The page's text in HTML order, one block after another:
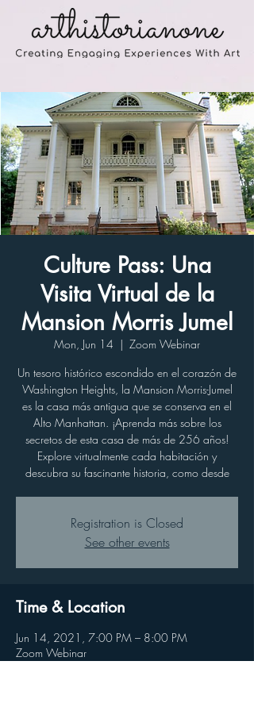
Culture Pass: Una
Visita Virtual de la
Mansion Morris Jumel
Mon, Jun 14
  |
Zoom Webinar
Un tesoro histórico escondido en el corazón de
Washington Heights, la Mansion Morris-Jumel
es la casa más antigua que se conserva en el
Alto Manhattan. ¡Aprenda más sobre los
secretos de esta casa de más de 256 años!
Explore virtualmente cada habitación y
descubra su fascinante historia, como desde
Registration is Closed
See other events
Time & Location
Jun 14, 2021, 7:00 PM – 8:00 PM
Zoom Webinar